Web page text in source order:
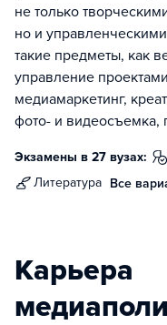
не только
но и
такие предметы, как
управление
медиамаркетинг,
фото- и видеосъемка,
Экзамены в 27 вузах:
литература Все
Карьера